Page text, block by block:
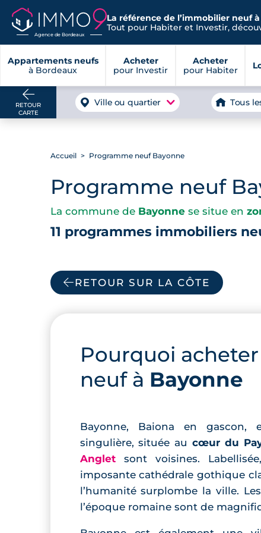
Agence de Bordeaux
La référence de l’immobilier neuf
Tout pour Habiter et Investir,
Appartements neufs
à Bordeaux
Acheter
pour Investir
Acheter
pour Habiter
RETOUR
CARTE
Ville ou quartier Tous
Accueil Programme neuf Bayonne
Programme neuf
La commune de Bayonnese situe en
11 programmes immobiliers
RETOUR SUR LA CÔTE
Pourquoi
neuf à Bayonne
Bayonne, Baiona en gascon,
singulière, située aucœur du
Angletsont voisines.
imposante cathédrale gothique
l’humanité surplombe la ville.
l’époque romaine sont de